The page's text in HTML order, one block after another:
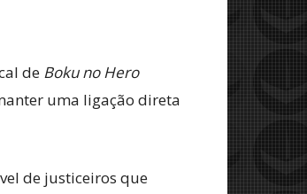
de Boku no Hero
uma ligação direta
de justiceiros que